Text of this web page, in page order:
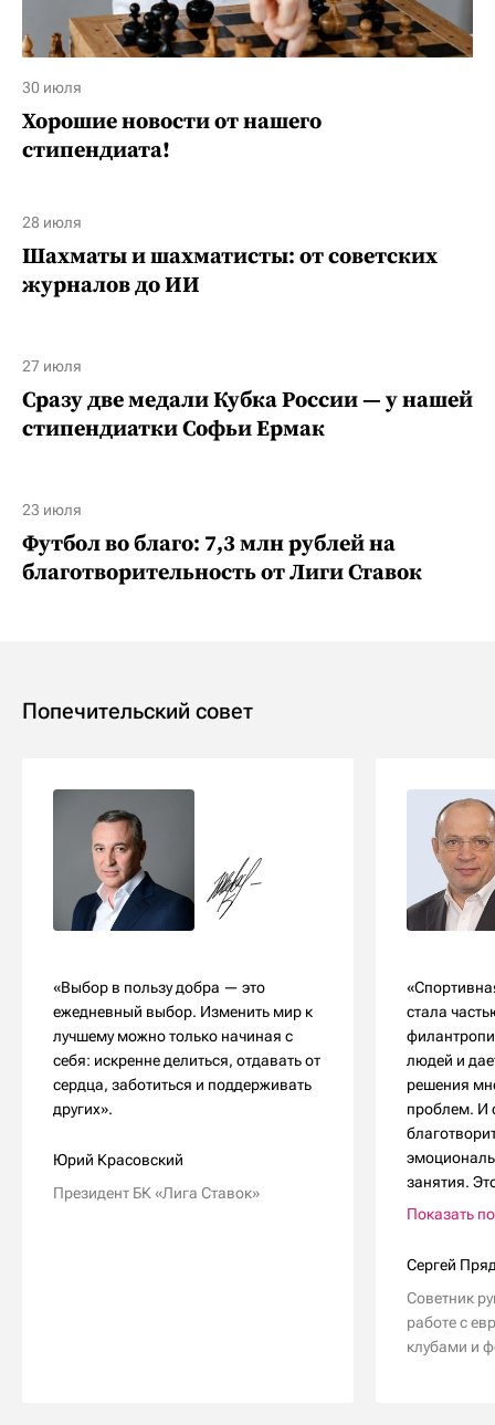
30 июля
Хорошие новости от нашего
стипендиата!
28 июля
Шахматы и шахматисты: от советских
журналов до ИИ
27 июля
Сразу две медали Кубка России — у нашей
стипендиатки Софьи Ермак
23 июля
Футбол во благо: 7,3 млн рублей на
благотворительность от Лиги Ставок
Попечительский совет
«Выбор в пользу добра — это
ежедневный выбор. Изменить мир к
лучшему можно только начиная с
себя: искренне делиться, отдавать от
сердца, заботиться и поддерживать
других».
Юрий Красовский
Президент БК «Лига Ставок»
стала
людей и
решения
проблем. И
занятия.
Показать
Сергей
Советник
работе с
клубами и